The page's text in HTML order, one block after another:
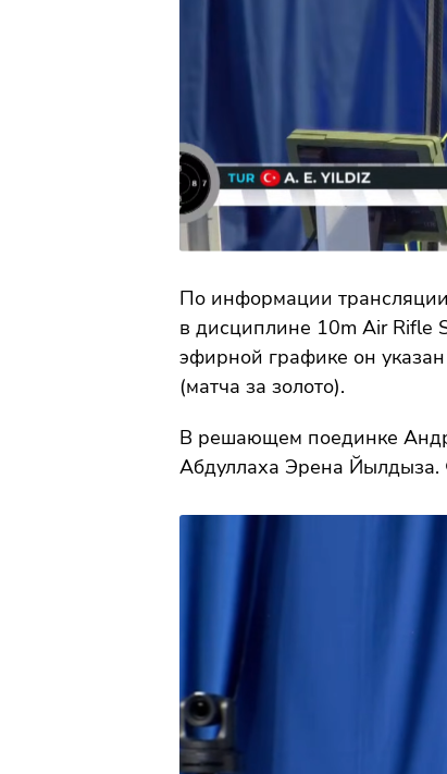
По информации
в дисциплине 10m Air Rifle
эфирной графике он
(матча за золото).
В решающем поединке
Абдуллаха Эренa